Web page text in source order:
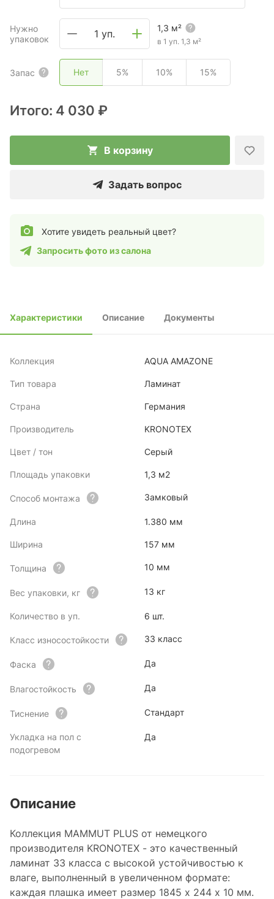
Нужно
упаковок
1 уп. 1,3 м²
в 1 уп. 1,3 м²
Запас Нет 5% 10% 15%
Итого: 4 030 ₽
В корзину
Задать вопрос
Хотите увидеть реальный цвет?
Запросить фото из салона
Характеристики Описание Документы
Коллекция AQUA AMAZONE
Тип товара Ламинат
Страна Германия
Производитель KRONOTEX
Цвет / тон Серый
Площадь упаковки 1,3 м2
Способ монтажа Замковый
Длина 1.380 мм
Ширина 157 мм
Толщина 10 мм
Вес упаковки, кг 13 кг
Количество в уп. 6 шт.
Класс износостойкости 33 класс
Фаска Да
Влагостойкость Да
Тиснение Стандарт
Укладка на пол с
подогревом
Да
Описание
Коллекция MAMMUT PLUS от немецкого
производителя KRONOTEX - это качественный
ламинат 33 класса с высокой устойчивостью к
влаге, выполненный в увеличенном формате:
каждая плашка имеет размер 1845 x 244 x 10 мм.